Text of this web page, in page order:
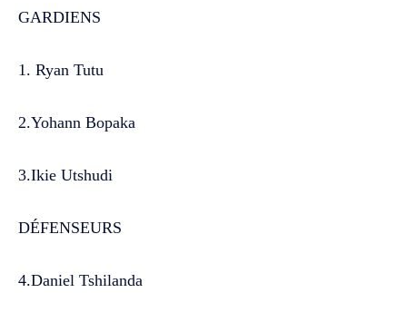
GARDIENS
1. Ryan Tutu
2.Yohann Bopaka
3.Ikie Utshudi
DÉFENSEURS
4.Daniel Tshilanda